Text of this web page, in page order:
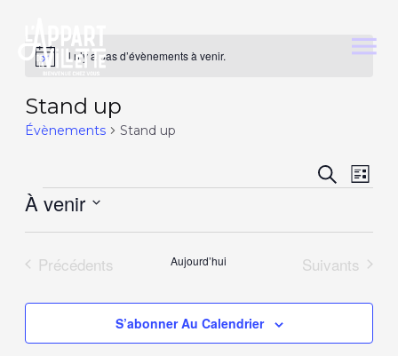
Notice Il n’y a pas d’évènements à venir.
Stand up
Évènements Stand up
de
vues
Recherche
de
Liste
À venir
Sélectionnez
date.
Évènements
Précédents Aujourd’hui Évènements
Suivants
S’abonner Au Calendrier